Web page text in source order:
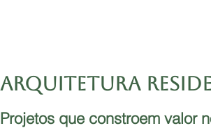
ARQUITETURA
Projetos que constroem valor